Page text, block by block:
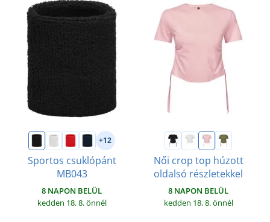
+12
Sportos csuklópánt
MB043
8 NAPON BELÜL
kedden 18. 8.önnél
Női crop top húzott
oldalsó részletekkel
8 NAPON BELÜL
kedden 18. 8.önnél